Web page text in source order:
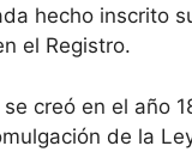
hecho inscrito
el Registro.
creó en el año
de la